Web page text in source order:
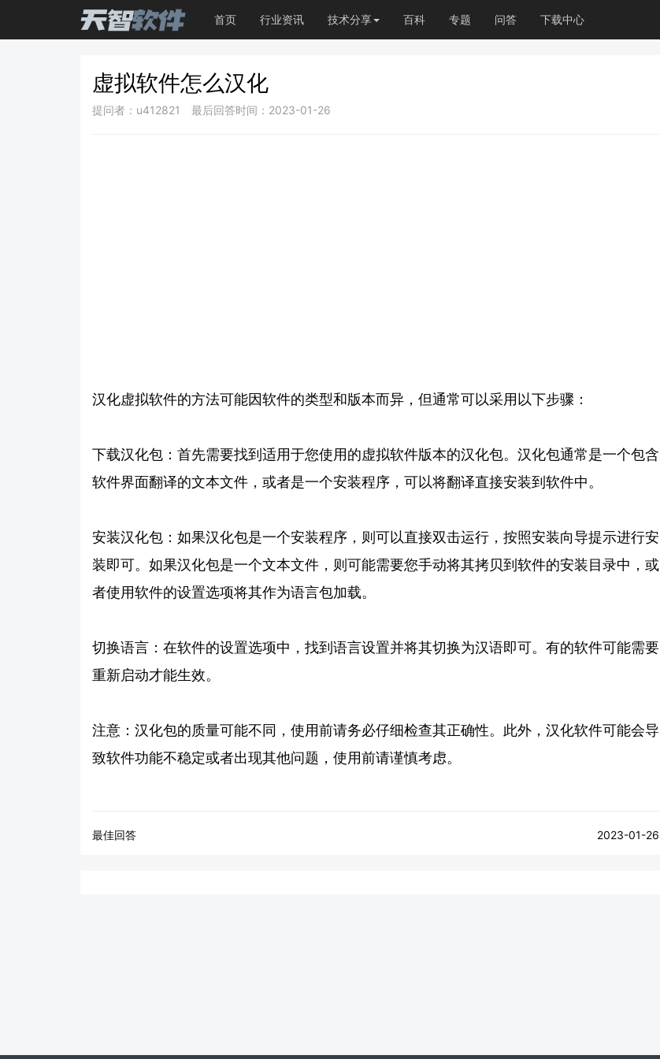
首页 行业资讯 技术分享 百科 专题 问答 下载中心
虚拟软件怎么汉化
提问者：u412821 最后回答时间：2023-01-26
汉化虚拟软件的方法可能因软件的类型和版本而异，但通常可以采用以下步骤：
下载汉化包：首先需要找到适用于您使用的虚拟软件版本的汉化包。汉化包通常是一个包含
软件界面翻译的文本文件，或者是一个安装程序，可以将翻译直接安装到软件中。
安装汉化包：如果汉化包是一个安装程序，则可以直接双击运行，按照安装向导提示进行安
装即可。如果汉化包是一个文本文件，则可能需要您手动将其拷贝到软件的安装目录中，或
者使用软件的设置选项将其作为语言包加载。
切换语言：在软件的设置选项中，找到语言设置并将其切换为汉语即可。有的软件可能需要
重新启动才能生效。
注意：汉化包的质量可能不同，使用前请务必仔细检查其正确性。此外，汉化软件可能会导
致软件功能不稳定或者出现其他问题，使用前请谨慎考虑。
最佳回答 2023-01-26